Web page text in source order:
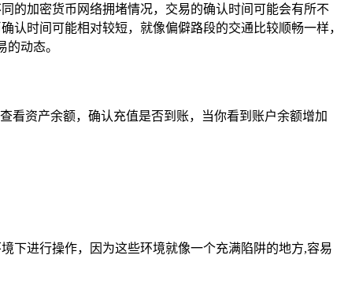
的加密货币网络拥堵情况，交易的确认时间可能会有所不
认时间可能相对较短，就像偏僻路段的交通比较顺畅一样，
动态。
看资产余额，确认充值是否到账，当你看到账户余额增加
下进行操作，因为这些环境就像一个充满陷阱的地方,容易